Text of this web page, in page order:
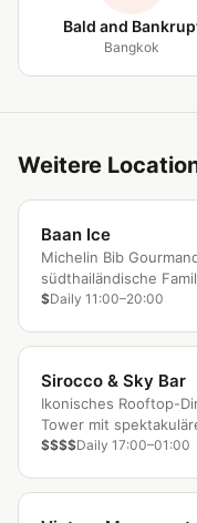
Bald and
Bangkok
Weitere
Baan Ice
Michelin Bib
südthailändische
$Daily 11:00–20:00
Sirocco & Sky Bar
Ikonisches Rooftop-
Tower mit
$$$$Daily 17:00–01:00